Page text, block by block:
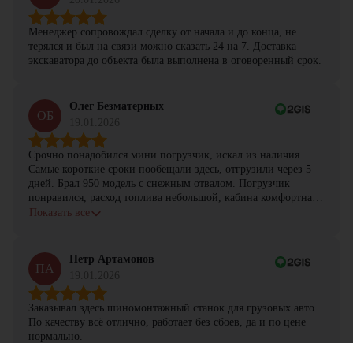
Менеджер сопровождал сделку от начала и до конца, не
терялся и был на связи можно сказать 24 на 7. Доставка
экскаватора до объекта была выполнена в оговоренный срок.
ОБ
Олег Безматерных
Срочно понадобился мини погрузчик, искал из наличия.
Самые короткие сроки пообещали здесь, отгрузили через 5
дней. Брал 950 модель с снежным отвалом. Погрузчик
понравился, расход топлива небольшой, кабина комфортная,
с задачами справляется.
Показать все
ПА
Петр Артамонов
Заказывал здесь шиномонтажный станок для грузовых авто.
По качеству всё отлично, работает без сбоев, да и по цене
нормально.